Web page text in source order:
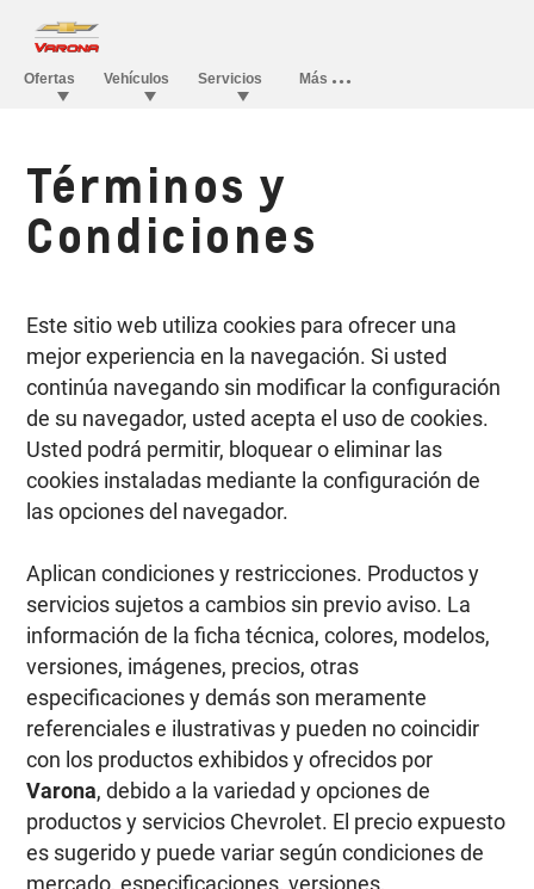
Términos y
Condiciones
Este sitio web utiliza cookies para ofrecer una
mejor experiencia en la navegación. Si usted
continúa navegando sin modificar la configuración
de su navegador, usted acepta el uso de cookies.
Usted podrá permitir, bloquear o eliminar las
cookies instaladas mediante la configuración de
las opciones del navegador.
Aplican condiciones y restricciones. Productos y
servicios sujetos a cambios sin previo aviso. La
información de la ficha técnica, colores, modelos,
versiones, imágenes, precios, otras
especificaciones y demás son meramente
referenciales e ilustrativas y pueden no coincidir
con los productos exhibidos y ofrecidos por
Varona, debido a la variedad y opciones de
productos y servicios Chevrolet. El precio expuesto
es sugerido y puede variar según condiciones de
mercado, especificaciones, versiones,